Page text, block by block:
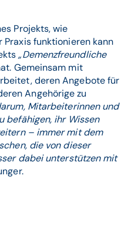
Projekts, wie
funktionieren kann
„Demenzfreundliche
Gemeinsam mit
deren Angebote für
Angehörige zu
Mitarbeiterinnen und
befähigen, ihr Wissen
– immer mit dem
die von dieser
dabei unterstützen mit